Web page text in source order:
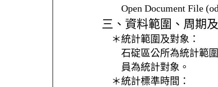
Open Document File
三、資料範圍、周期
＊統計範圍及對象：
石碇區公所為統計範
員為統計對象。
＊統計標準時間：